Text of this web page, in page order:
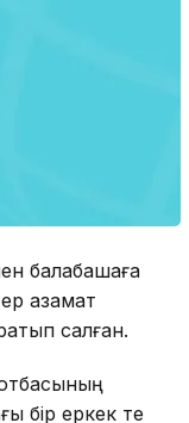
балабақшаға
азамат
салған.
бір еркек те